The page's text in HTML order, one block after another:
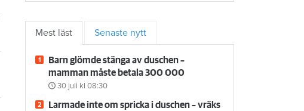
Mest läst Senaste nytt
Barn glömde stänga av duschen –
mamman måste betala 300 000
30 juli kl 08:30
Larmade inte om spricka i duschen – vräks